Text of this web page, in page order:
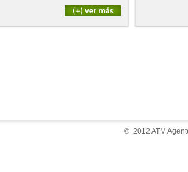
© 2012 ATM